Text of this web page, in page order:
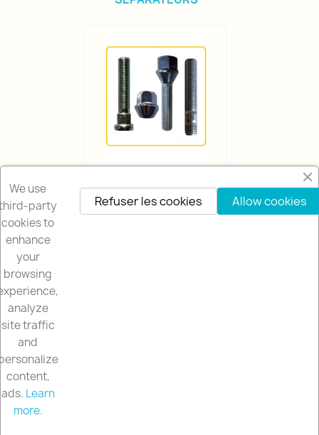
NOTRE SOCIÉTÉ
NUESTRA TIENDA
VOTRE COMPTE
INFORMATIONS
We use
party
cookies to
enhance
your
browsing
analyze
site traffic
and
content,
ads. Learn
more.
Allow cookies
Refuser les cookies